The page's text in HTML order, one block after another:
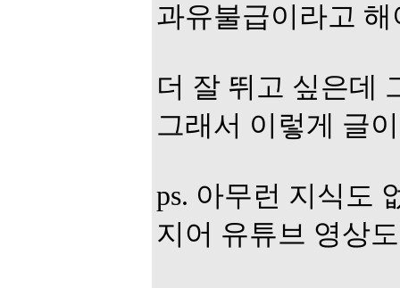
과유불급이라고 해
더 잘 뛰고 싶은데
그래서 이렇게 글
ps. 아무런 지식도
지어 유튜브 영상